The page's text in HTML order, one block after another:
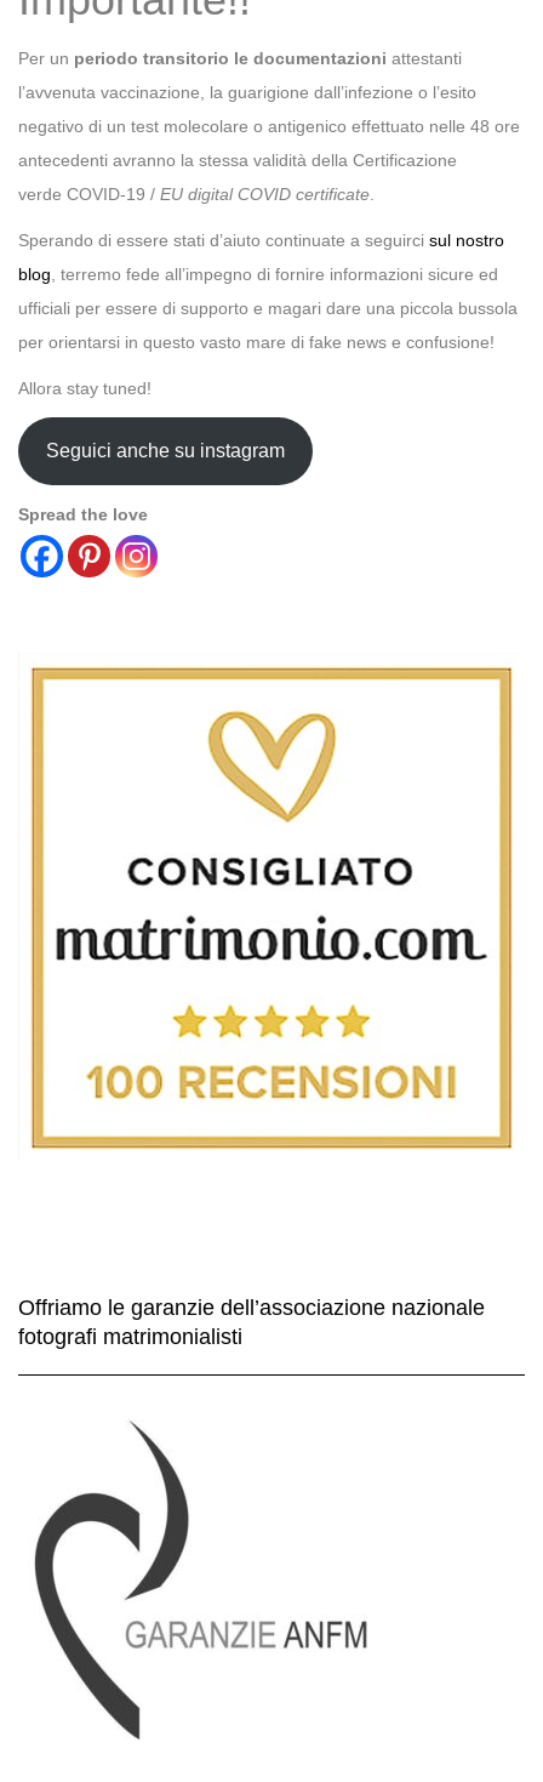
Per un periodo transitorio le documentazioni attestanti
l’avvenuta vaccinazione, la guarigione dall’infezione o l’esito
negativo di un test molecolare o antigenico effettuato nelle 48 ore
antecedenti avranno la stessa validità della Certificazione
verde COVID-19 / EU digital COVID certificate
Sperando di essere stati d’aiuto continuate a seguirci sul nostro
blog , terremo fede all’impegno di fornire informazioni sicure ed
ufficiali per essere di supporto e magari dare una piccola bussola
per orientarsi in questo vasto mare di fake news e confusione!
Allora stay tuned!
Seguici anche su instagram
Spread the love
Offriamo le garanzie dell’associazione nazionale
fotografi matrimonialisti